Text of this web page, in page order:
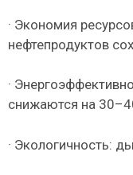
· Экономия
нефтепродуктов
·
снижаются на
· Экологичность: